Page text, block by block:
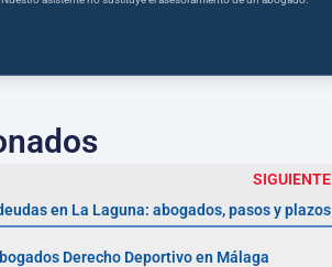
SIGUIENTE
en La Laguna: abogados, pasos y plazos
Derecho Deportivo en Málaga